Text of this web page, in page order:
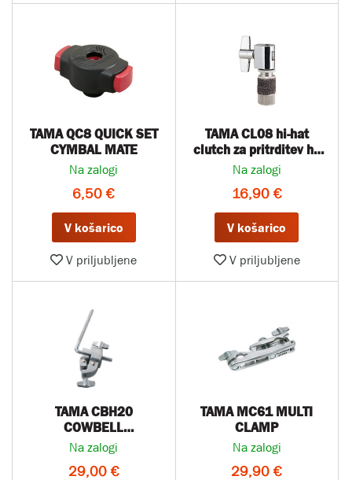
TAMA QC8 QUICK SET
CYMBAL MATE
Na zalogi
6,50 €
V košarico
V priljubljene
TAMA CL08 hi-hat
clutch za pritrditev hi-
hat činele
Na zalogi
16,90 €
V košarico
V priljubljene
TAMA CBH20
COWBELL
ATTACHMENT
Na zalogi
29,00 €
TAMA MC61 MULTI
CLAMP
Na zalogi
29,90 €